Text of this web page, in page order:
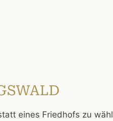
eines Friedhofs zu